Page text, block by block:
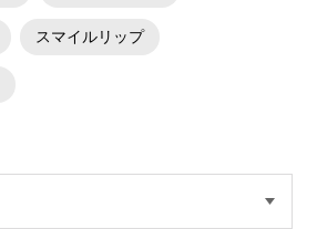
スマイルリップ